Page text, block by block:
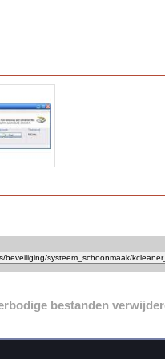
bestanden